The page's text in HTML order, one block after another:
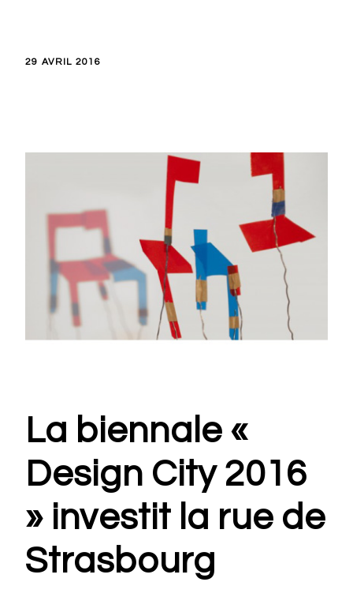
29 AVRIL 2016
La biennale «
Design City 2016
» investit la rue de
Strasbourg